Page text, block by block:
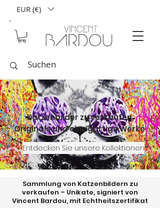
EUR (€)
Katzenbilder zu verkaufen
Originale und einzigartige Werke
Entdecken Sie unsere Kollektionen
Sammlung von Katzenbildern zu
verkaufen – Unikate, signiert von
Vincent Bardou, mit Echtheitszertifikat